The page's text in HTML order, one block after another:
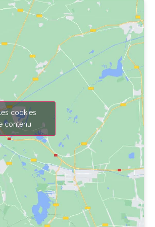
cookies
contenu